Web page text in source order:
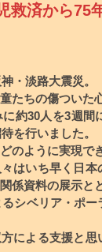
救済から75
・淡路大震災。
たちの傷ついた
約30人を3週間
を行いました。
のように実現で
はいち早く日本
係資料の展示と
シベリア・ポ
による支援と思